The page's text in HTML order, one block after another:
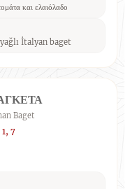
και ελαιόλαδο
İtalyan baget
Baget
7